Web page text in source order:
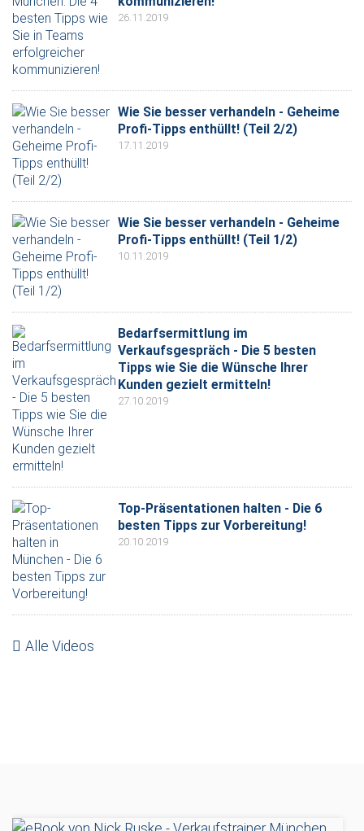
26.11.2019
Wie Sie besser verhandeln - Geheime
Profi-Tipps enthüllt! (Teil 2/2)
17.11.2019
Wie Sie besser verhandeln - Geheime
Profi-Tipps enthüllt! (Teil 1/2)
10.11.2019
Bedarfsermittlung im
Verkaufsgespräch - Die 5 besten
Tipps wie Sie die Wünsche Ihrer
Kunden gezielt ermitteln!
27.10.2019
Top-Präsentationen halten - Die 6
besten Tipps zur Vorbereitung!
20.10.2019
Alle Videos